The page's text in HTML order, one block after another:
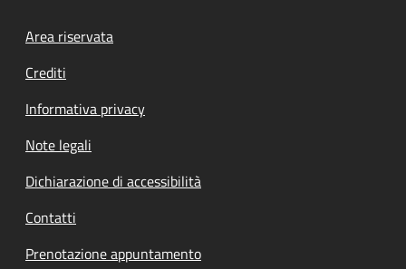
Footer menu
Area riservata
Crediti
Informativa privacy
Note legali
Dichiarazione di accessibilità
Contatti
Prenotazione appuntamento